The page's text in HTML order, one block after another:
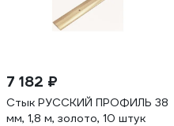
7 182 ₽
Стык РУССКИЙ ПРОФИЛЬ 38
мм, 1,8 м, золото, 10 штук